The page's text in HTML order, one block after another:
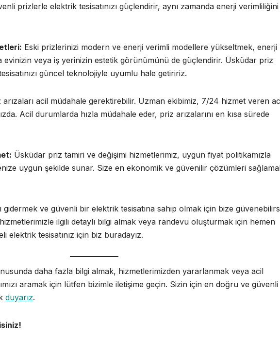
prizlerle elektrik tesisatınızı güçlendirir, aynı zamanda enerji verimliliğini
Eski prizlerinizi modern ve enerji verimli modellere yükseltmek, enerji
evinizin veya iş yerinizin estetik görünümünü de güçlendirir. Üsküdar priz
güncel teknolojiyle uyumlu hale getiririz.
acil müdahale gerektirebilir. Uzman ekibimiz, 7/24 hizmet veren
Acil durumlarda hızla müdahale eder, priz arızalarını en kısa sürede
Üsküdar priz tamiri ve değişimi hizmetlerimiz, uygun fiyat politikamızla
uygun şekilde sunar. Size en ekonomik ve güvenilir çözümleri
gidermek ve güvenli bir elektrik tesisatına sahip olmak için bize
ilgili detaylı bilgi almak veya randevu oluşturmak için hemen
elektrik tesisatınız için biz buradayız.
daha fazla bilgi almak, hizmetlerimizden yararlanmak veya acil
aramak için lütfen bizimle iletişime geçin. Sizin için en doğru ve güvenli
duyarız.